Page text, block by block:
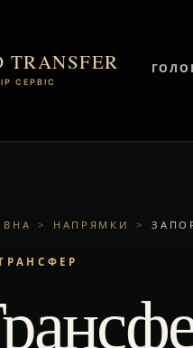
TRANSFER
СЕРВІС
> НАПРЯМКИ >